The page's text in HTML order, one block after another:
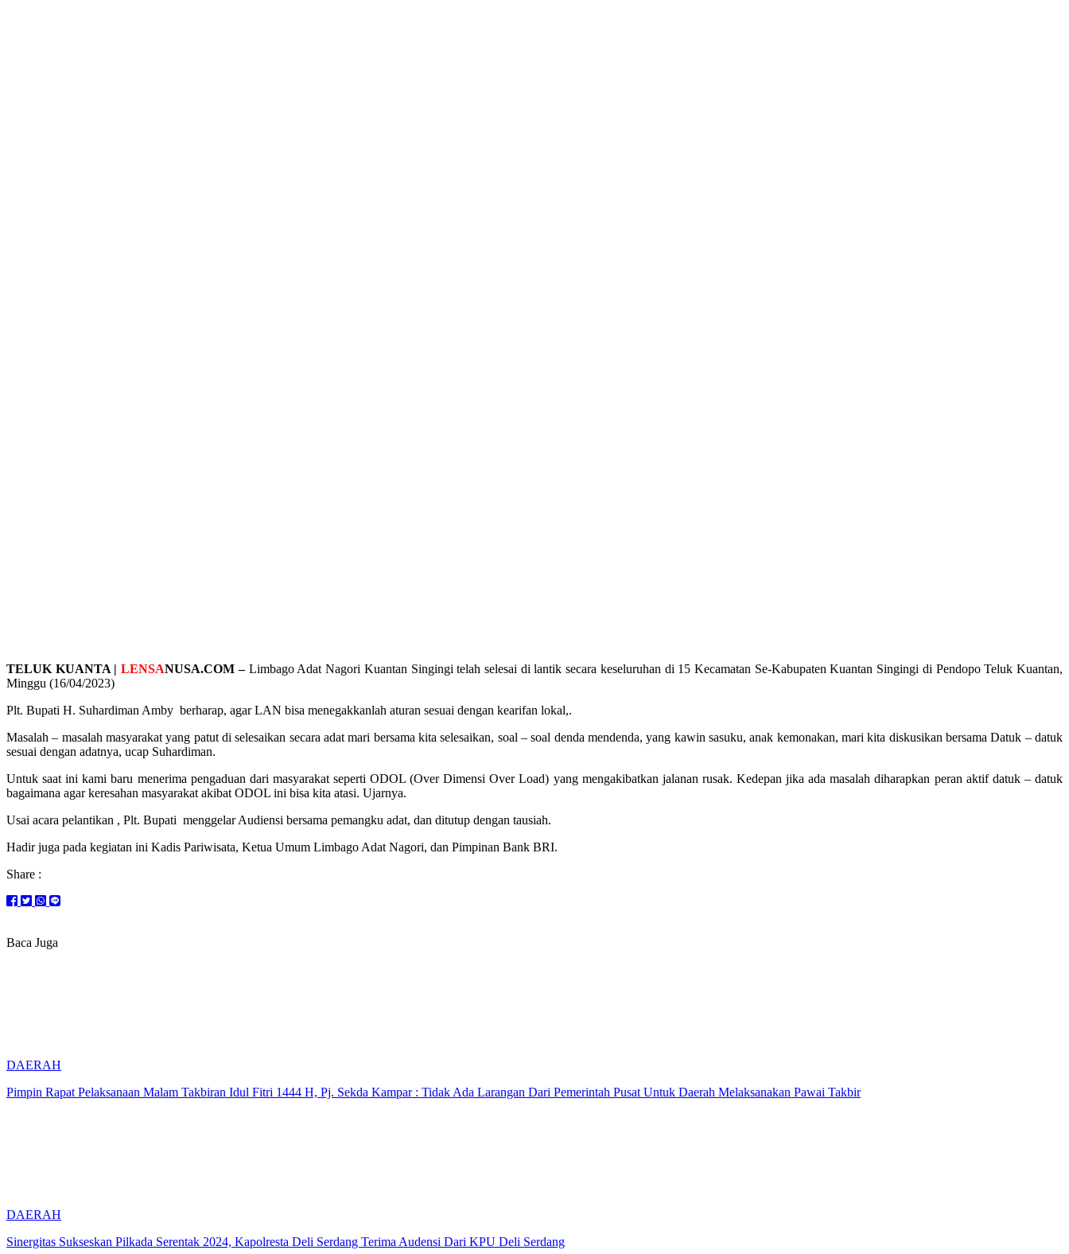
TELUK KUANTA |LENSANUSA.COM – Limbago Adat Nagori Kuantan Singingi telah selesai di lantik secara keseluruhan di 15 Kecamatan Se-Kabupaten Kuantan Singingi di Pendopo Teluk Kuantan,
Minggu (16/04/2023)
Plt. Bupati H. Suhardiman Amby berharap, agar LAN bisa menegakkanlah aturan sesuai dengan kearifan lokal,.
Masalah – masalah masyarakat yang patut di selesaikan secara adat mari bersama kita selesaikan, soal – soal denda mendenda, yang kawin sasuku, anak kemonakan, mari kita diskusikan bersama Datuk – datuk
sesuai dengan adatnya, ucap Suhardiman.
Untuk saat ini kami baru menerima pengaduan dari masyarakat seperti ODOL (Over Dimensi Over Load) yang mengakibatkan jalanan rusak. Kedepan jika ada masalah diharapkan peran aktif datuk – datuk
bagaimana agar keresahan masyarakat akibat ODOL ini bisa kita atasi. Ujarnya.
Usai acara pelantikan , Plt. Bupati menggelar Audiensi bersama pemangku adat, dan ditutup dengan tausiah.
Hadir juga pada kegiatan ini Kadis Pariwisata, Ketua Umum Limbago Adat Nagori, dan Pimpinan Bank BRI.
Share :
Baca Juga
DAERAH
Pimpin Rapat Pelaksanaan Malam Takbiran Idul Fitri 1444 H, Pj. Sekda Kampar : Tidak Ada Larangan Dari Pemerintah Pusat Untuk Daerah Melaksanakan Pawai Takbir
DAERAH
Sinergitas Sukseskan Pilkada Serentak 2024, Kapolresta Deli Serdang Terima Audensi Dari KPU Deli Serdang